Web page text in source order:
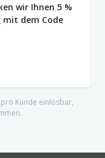
wir Ihnen 5 %
dem Code
Kunde einlösbar,